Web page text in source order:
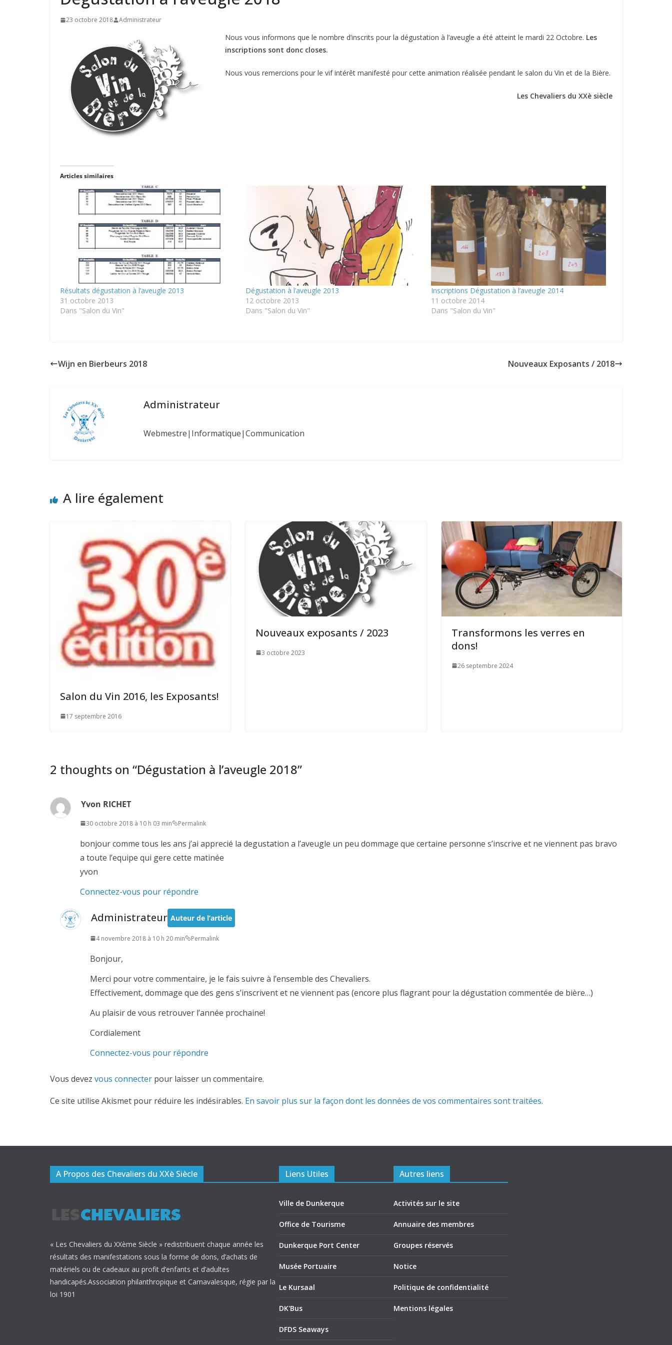
23 octobre 2018 Administrateur
Nous vous informons que le nombre d’inscrits pour la dégustation à l’aveugle a été atteint le mardi 22 Octobre. Les
inscriptions sont donc closes.
Nous vous remercions pour le vif intérêt manifesté pour cette animation réalisée pendant le salon du Vin et de la Bière.
Les Chevaliers du XXè siècle
Articles similaires
Résultats dégustation à l’aveugle 2013
31 octobre 2013
Dans "Salon du Vin"
Dégustation à l’aveugle 2013
12 octobre 2013
Dans "Salon du Vin"
Inscriptions Dégustation à l’aveugle 2014
11 octobre 2014
Dans "Salon du Vin"
Wijn en Bierbeurs 2018 Nouveaux Exposants / 2018
Administrateur
Webmestre|Informatique|Communication
A lire également
Salon du Vin 2016, les Exposants!
17 septembre 2016
Nouveaux exposants / 2023
3 octobre 2023
Transformons les verres en
dons!
26 septembre 2024
2 thoughts on “Dégustation à l’aveugle 2018”
Yvon RICHET
30 octobre 2018 à 10 h 03 min Permalink
bonjour comme tous les ans j’ai apprecié la degustation a l’aveugle un peu dommage que certaine personne s’inscrive et ne viennent pas bravo
a toute l’equipe qui gere cette matinée
yvon
Connectez-vous pour répondre
Administrateur Auteur de l’article
4 novembre 2018 à 10 h 20 min Permalink
Bonjour,
Merci pour votre commentaire, je le fais suivre à l’ensemble des Chevaliers.
Effectivement, dommage que des gens s’inscrivent et ne viennent pas (encore plus flagrant pour la dégustation commentée de bière…)
Au plaisir de vous retrouver l’année prochaine!
Cordialement
Connectez-vous pour répondre
Vous devez vous connecterpour laisser un commentaire.
Ce site utilise Akismet pour réduire les indésirables. En savoir plus sur la façon dont les données de vos commentaires sont traitées.
A Propos des Chevaliers du XXè Siècle
« Les Chevaliers du XXème Siècle » redistribuent chaque année les
résultats des manifestations sous la forme de dons, d’achats de
matériels ou de cadeaux au profit d’enfants et d’adultes
handicapés.Association philanthropique et Carnavalesque, régie par la
loi 1901
Liens Utiles
Ville de Dunkerque
Office de Tourisme
Dunkerque Port Center
Musée Portuaire
Le Kursaal
DK'Bus
DFDS Seaways
Autres liens
Activités sur le site
Annuaire des membres
Groupes réservés
Notice
Politique de confidentialité
Mentions légales